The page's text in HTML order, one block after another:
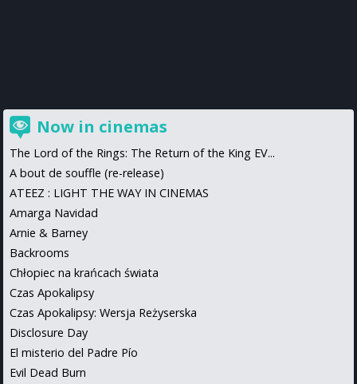
Now in cinemas
The Lord of the Rings: The Return of the King EV...
A bout de souffle (re-release)
ATEEZ : LIGHT THE WAY IN CINEMAS
Amarga Navidad
Arnie & Barney
Backrooms
Chłopiec na krańcach świata
Czas Apokalipsy
Czas Apokalipsy: Wersja Reżyserska
Disclosure Day
El misterio del Padre Pío
Evil Dead Burn